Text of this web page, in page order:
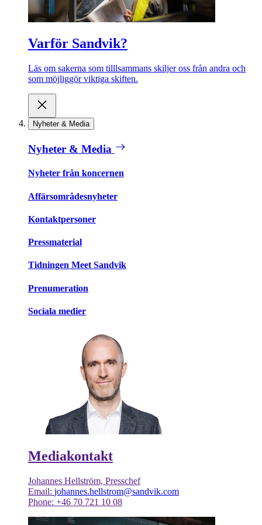
Varför Sandvik?
Läs om sakerna som tilllsammans skiljer oss från andra och
som möjliggör viktiga skiften.
Nyheter & Media
Nyheter & Media
Nyheter från koncernen
Affärsområdesnyheter
Kontaktpersoner
Pressmaterial
Tidningen Meet Sandvik
Prenumeration
Sociala medier
Mediakontakt
Johannes Hellström, Presschef
Email: johannes.hellstrom@sandvik.com
Phone: +46 70 721 10 08